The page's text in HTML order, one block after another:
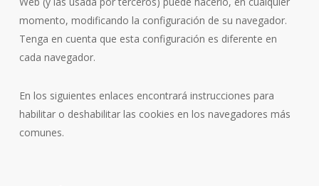
momento, modificando la configuración de su navegador.
Tenga en cuenta que esta configuración es diferente en
cada navegador.
En los siguientes enlaces encontrará instrucciones para
habilitar o deshabilitar las cookies en los navegadores más
comunes.